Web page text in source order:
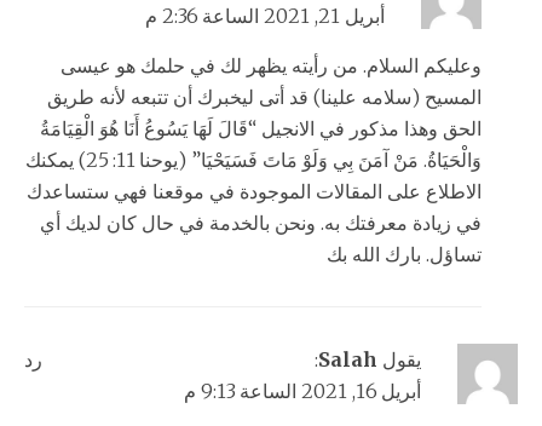
أبريل 21, 2021 الساعة 2:36 م
وعليكم السلام. من رأيته يظهر لك في حلمك هو عيسى
المسيح (سلامه علينا) قد أتى ليخبرك أن تتبعه لأنه طريق
الحق وهذا مذكور في الانجيل “قَالَ لَهَا يَسُوعُ أَنَا هُوَ الْقِيَامَةُ
وَالْحَيَاةُ. مَنْ آمَنَ بِي وَلَوْ مَاتَ فَسَيَحْيَا” (يوحنا 11: 25) يمكنك
الاطلاع على المقالات الموجودة في موقعنا فهي ستساعدك
في زيادة معرفتك به. ونحن بالخدمة في حال كان لديك أي
تساؤل. بارك الله بك
يقول Salah
:
أبريل 16, 2021 الساعة 9:13 م
رد